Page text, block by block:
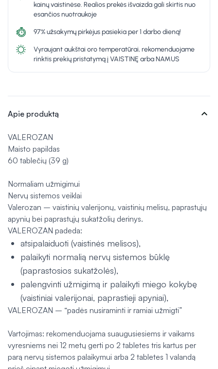
kainų vaistinėse. Realios prekės išvaizda gali skirtis nuo
esančios nuotraukoje
97% užsakymų pirkėjus pasiekia per 1 darbo dieną!
Vyraujant aukštai oro temperatūrai, rekomenduojame
rinktis prekių pristatymą į VAISTINĘ arba NAMUS
Apie produktą expand_more
VALEROZAN
Maisto papildas
60 tablečių (39 g)
Normaliam užmigimui
Nervų sistemos veiklai
Valerozan – vaistinių valerijonų, vaistinių melisų, paprastųjų
apynių bei paprastųjų sukatžolių derinys.
VALEROZAN padeda:
atsipalaiduoti (vaistinės melisos),
palaikyti normalią nervų sistemos būklę
(paprastosios sukatžolės),
palengvinti užmigimą ir palaikyti miego kokybę
(vaistiniai valerijonai, paprastieji apyniai),
VALEROZAN – “padės nusiraminti ir ramiai užmigti”
Vartojimas: rekomenduojama suaugusiesiems ir vaikams
vyresniems nei 12 metų gerti po 2 tabletes tris kartus per
parą nervų sistemos palaikymui arba 2 tabletes 1 valandą